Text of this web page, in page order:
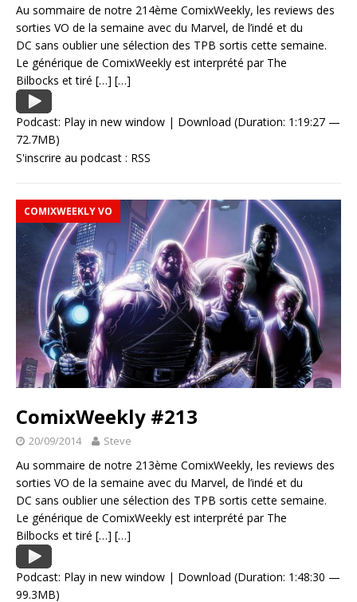
Au sommaire de notre 214ème ComixWeekly, les reviews des
sorties VO de la semaine avec du Marvel, de l’indé et du
DC sans oublier une sélection des TPB sortis cette semaine.
Le générique de ComixWeekly est interprété par The
Bilbocks et tiré […] […]
Podcast: Play in new window | Download (Duration: 1:19:27 —
72.7MB)
S'inscrire au podcast : RSS
COMIXWEEKLY VO
ComixWeekly #213
20/09/2014 Steve
Au sommaire de notre 213ème ComixWeekly, les reviews des
sorties VO de la semaine avec du Marvel, de l’indé et du
DC sans oublier une sélection des TPB sortis cette semaine.
Le générique de ComixWeekly est interprété par The
Bilbocks et tiré […] […]
Podcast: Play in new window | Download (Duration: 1:48:30 —
99.3MB)